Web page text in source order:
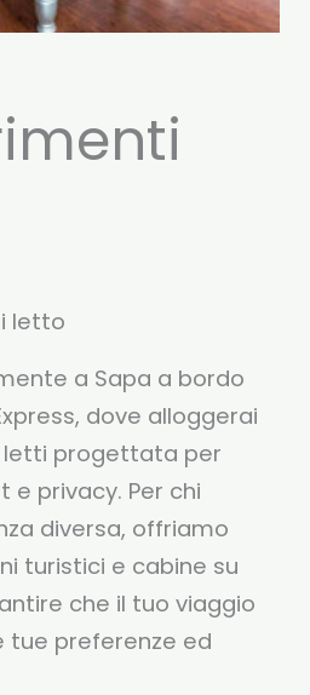
letto
a Sapa a bordo
dove alloggerai
letti progettata per
privacy. Per chi
diversa, offriamo
turistici e cabine su
che il tuo viaggio
tue preferenze ed